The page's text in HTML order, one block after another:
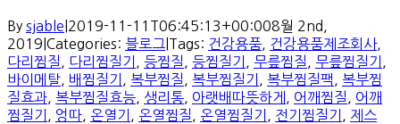
By sjable 2019-11-11T06:45:13+00:008월 2nd,
2019 Categories: 블로그 Tags: 건강용품 건강용품제조회사,
다리찜질
다리찜질기 등찜질 등찜질기 무릎찜질 무릎찜질기
바이메탈
배찜질기 복부찜질 복부찜질기 복부찜질팩
복부찜
질효과
복부찜질효능 생리통 아랫배따뜻하게 어깨찜질
어깨
찜질기
엉따 온열기 온열찜질 온열찜질기 전기찜질기
제스